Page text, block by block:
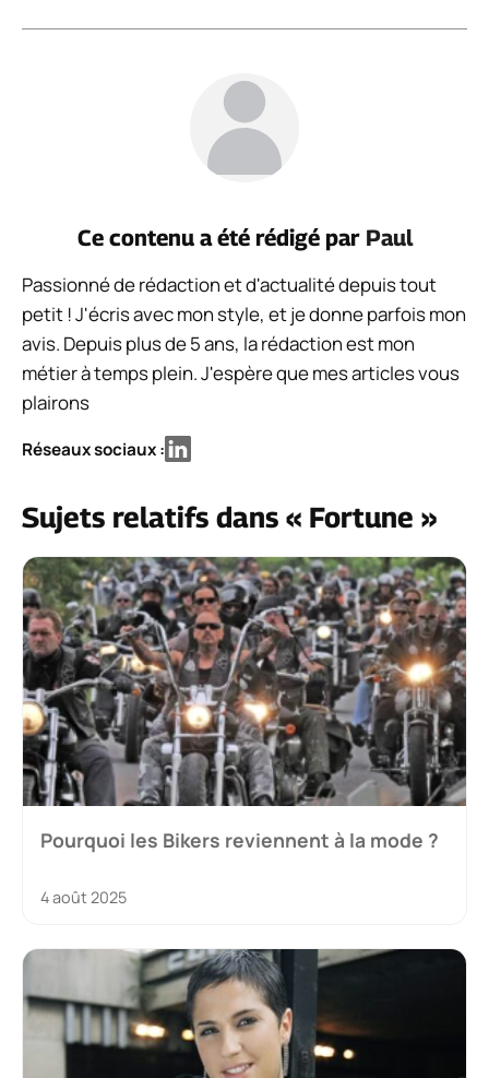
Ce contenu a été rédigé par Paul
Passionné de rédaction et d'actualité depuis tout
petit ! J'écris avec mon style, et je donne parfois mon
avis. Depuis plus de 5 ans, la rédaction est mon
métier à temps plein. J'espère que mes articles vous
plairons
Réseaux sociaux :
Sujets relatifs dans « Fortune »
Pourquoi les Bikers reviennent à la mode ?
4 août 2025